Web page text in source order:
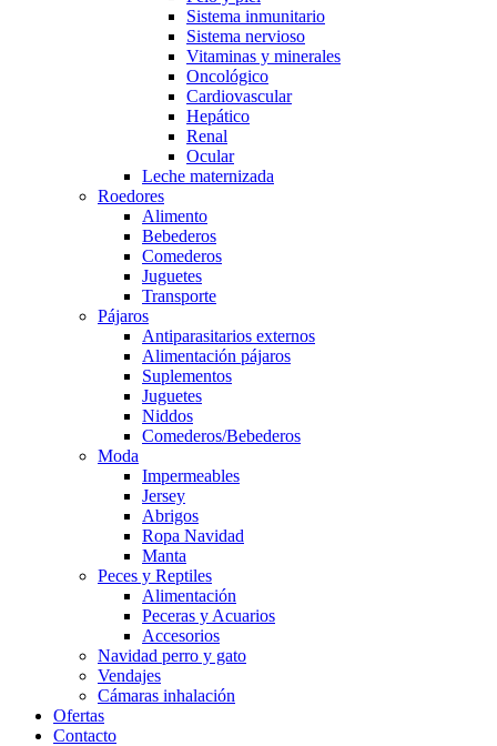
Sistema inmunitario
Sistema nervioso
Vitaminas y minerales
Oncológico
Cardiovascular
Hepático
Renal
Ocular
Leche maternizada
Roedores
Alimento
Bebederos
Comederos
Juguetes
Transporte
Pájaros
Antiparasitarios externos
Alimentación pájaros
Suplementos
Juguetes
Niddos
Comederos/Bebederos
Moda
Impermeables
Jersey
Abrigos
Ropa Navidad
Manta
Peces y Reptiles
Alimentación
Peceras y Acuarios
Accesorios
Navidad perro y gato
Vendajes
Cámaras inhalación
Ofertas
Contacto